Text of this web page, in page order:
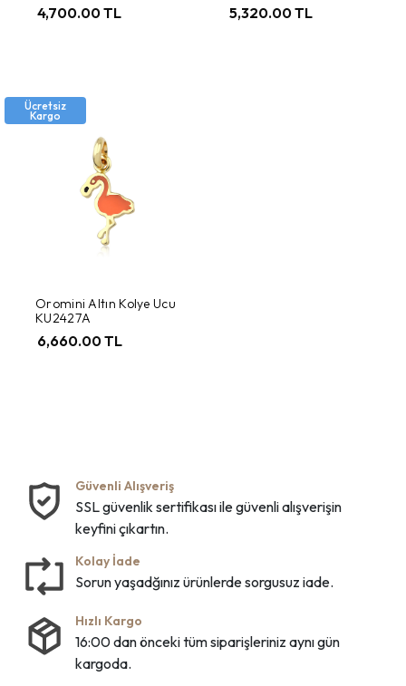
4,700.00 TL 5,320.00 TL
Ücretsiz
Kargo
Oromini Altın Kolye Ucu
KU2427A
6,660.00 TL
Güvenli Alışveriş
SSL güvenlik sertifikası ile güvenli alışverişin
keyfini çıkartın.
Kolay İade
Sorun yaşadğınız ürünlerde sorgusuz iade.
Hızlı Kargo
16:00 dan önceki tüm siparişleriniz aynı gün
kargoda.